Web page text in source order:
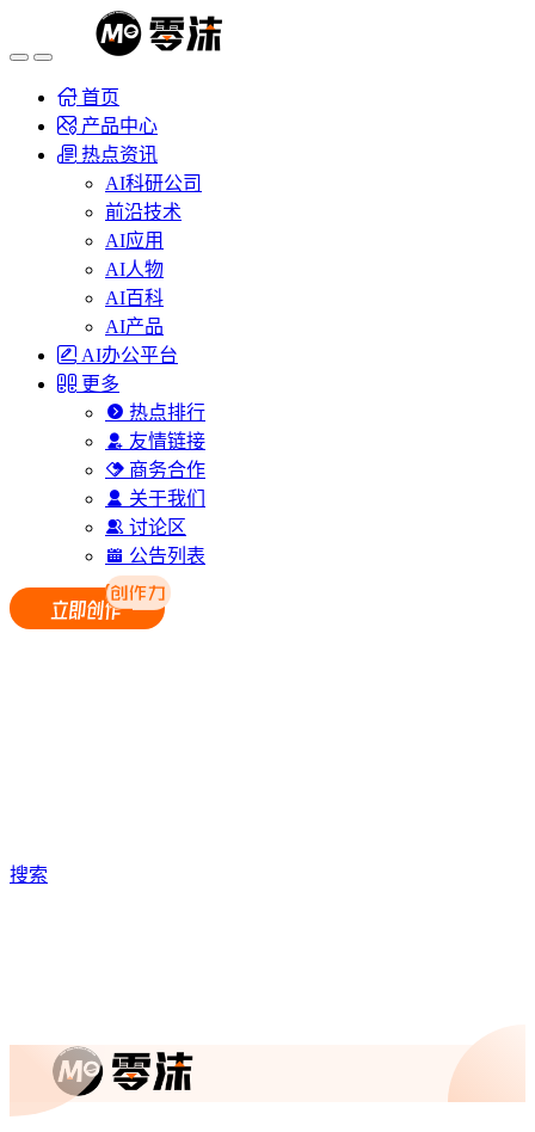
首页
产品中心
热点资讯
AI科研公司
前沿技术
AI应用
AI人物
AI百科
AI产品
AI办公平台
更多
热点排行
友情链接
商务合作
关于我们
讨论区
公告列表
搜索